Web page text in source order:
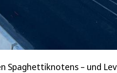
Spaghettiknotens – und